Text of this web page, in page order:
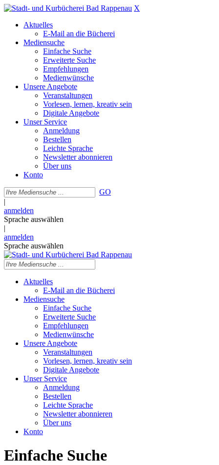
X
Aktuelles
E-Mail an die Bücherei
Mediensuche
Einfache Suche
Erweiterte Suche
Empfehlungen
Medienwünsche
Unsere Angebote
Veranstaltungen
Vorlesen, lernen, kreativ sein
Digitale Angebote
Unser Service
Anmeldung
Bestellen
Leichte Sprache
Newsletter abonnieren
Über uns
Konto
GO
|
anmelden
Sprache auswählen
|
anmelden
Sprache auswählen
Aktuelles
E-Mail an die Bücherei
Mediensuche
Einfache Suche
Erweiterte Suche
Empfehlungen
Medienwünsche
Unsere Angebote
Veranstaltungen
Vorlesen, lernen, kreativ sein
Digitale Angebote
Unser Service
Anmeldung
Bestellen
Leichte Sprache
Newsletter abonnieren
Über uns
Konto
Einfache Suche